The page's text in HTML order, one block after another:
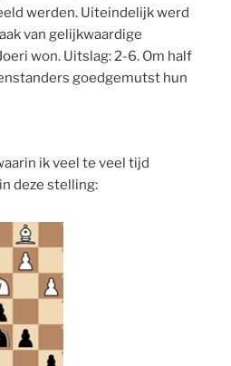
werden. Uiteindelijk werd
van gelijkwaardige
won. Uitslag: 2-6. Om half
goedgemutst hun
ik veel te veel tijd
deze stelling: